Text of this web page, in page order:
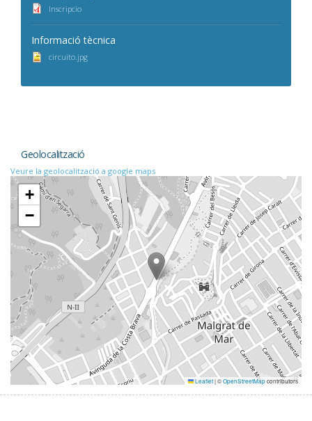
Inscripcio
Informació tècnica
circuito.jpg
Geolocalització
Veure la geolocalització a google maps
+
−
Leaflet|©OpenStreetMapcontributors